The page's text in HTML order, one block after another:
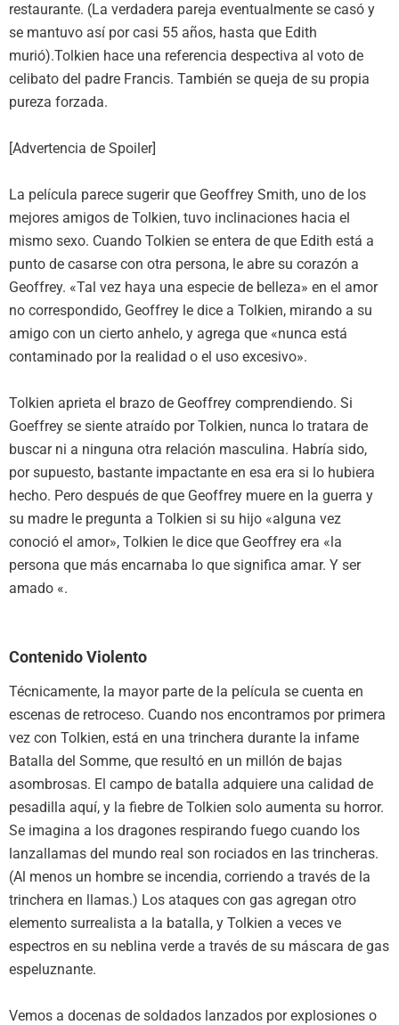
restaurante. (La verdadera pareja eventualmente se casó y
se mantuvo así por casi 55 años, hasta que Edith
murió).Tolkien hace una referencia despectiva al voto de
celibato del padre Francis. También se queja de su propia
pureza forzada.
[Advertencia de Spoiler]
La película parece sugerir que Geoffrey Smith, uno de los
mejores amigos de Tolkien, tuvo inclinaciones hacia el
mismo sexo. Cuando Tolkien se entera de que Edith está a
punto de casarse con otra persona, le abre su corazón a
Geoffrey. «Tal vez haya una especie de belleza» en el amor
no correspondido, Geoffrey le dice a Tolkien, mirando a su
amigo con un cierto anhelo, y agrega que «nunca está
contaminado por la realidad o el uso excesivo».
Tolkien aprieta el brazo de Geoffrey comprendiendo. Si
Goeffrey se siente atraído por Tolkien, nunca lo tratara de
buscar ni a ninguna otra relación masculina. Habría sido,
por supuesto, bastante impactante en esa era si lo hubiera
hecho. Pero después de que Geoffrey muere en la guerra y
su madre le pregunta a Tolkien si su hijo «alguna vez
conoció el amor», Tolkien le dice que Geoffrey era «la
persona que más encarnaba lo que significa amar. Y ser
amado «.
Contenido Violento
Técnicamente, la mayor parte de la película se cuenta en
escenas de retroceso. Cuando nos encontramos por primera
vez con Tolkien, está en una trinchera durante la infame
Batalla del Somme, que resultó en un millón de bajas
asombrosas. El campo de batalla adquiere una calidad de
pesadilla aquí, y la fiebre de Tolkien solo aumenta su horror.
Se imagina a los dragones respirando fuego cuando los
lanzallamas del mundo real son rociados en las trincheras.
(Al menos un hombre se incendia, corriendo a través de la
trinchera en llamas.) Los ataques con gas agregan otro
elemento surrealista a la batalla, y Tolkien a veces ve
espectros en su neblina verde a través de su máscara de gas
espeluznante.
Vemos a docenas de soldados lanzados por explosiones o